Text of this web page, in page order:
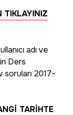
TIKLAYINIZ
adı ve
Ders
soruları 2017-
TARİHTE